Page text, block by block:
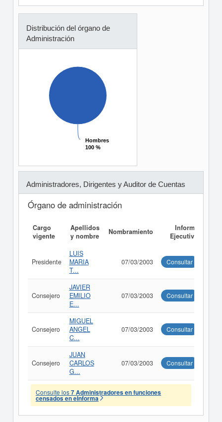
Distribución del órgano de
Administración
Hombres
100 %
Hombres
100 %
Administradores, Dirigentes y Auditor de Cuentas
Órgano de administración
Cargo
vigente
Apellidos
y nombre
Nombramiento
Informe
Ejecutivo
Presidente
LUIS
MARIA
T...
07/03/2003 Consultar
Consejero
JAVIER
EMILIO
E...
07/03/2003 Consultar
Consejero
MIGUEL
ANGEL
C...
07/03/2003 Consultar
Consejero
JUAN
CARLOS
G...
07/03/2003 Consultar
Consulte los7 Administradores en funciones
censados en eInforma